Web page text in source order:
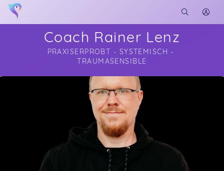
Coach Rainer Lenz
PRAXISERPROBT - SYSTEMISCH -
TRAUMASENSIBLE
Soon you will learn more about me here...